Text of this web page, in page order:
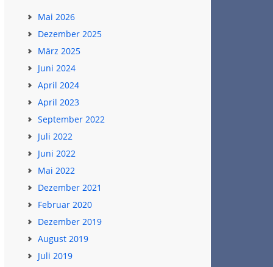
Mai 2026
Dezember 2025
März 2025
Juni 2024
April 2024
April 2023
September 2022
Juli 2022
Juni 2022
Mai 2022
Dezember 2021
Februar 2020
Dezember 2019
August 2019
Juli 2019